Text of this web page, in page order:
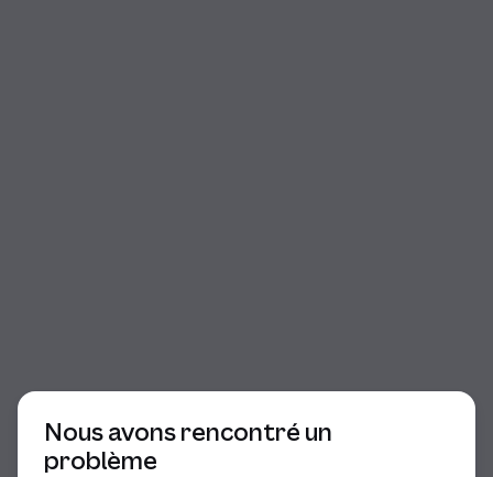
Nous avons rencontré un
problème